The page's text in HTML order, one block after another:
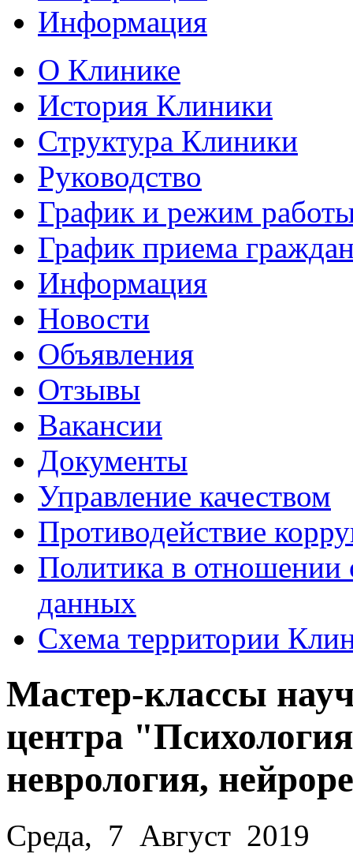
Информация
О Клинике
История Клиники
Структура Клиники
Руководство
График и режим
График приема
Информация
Новости
Объявления
Отзывы
Вакансии
Документы
Управление качеством
Противодействие
Политика в отношении
данных
Схема территории
Мастер-классы
центра
неврология,
Среда, 7 Август 2019